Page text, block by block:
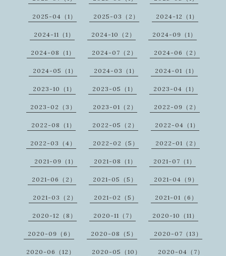
2025-04（1） 2025-03（2） 2024-12（1）
2024-11（1） 2024-10（2） 2024-09（1）
2024-08（1） 2024-07（2） 2024-06（2）
2024-05（1） 2024-03（1） 2024-01（1）
2023-10（1） 2023-05（1） 2023-04（1）
2023-02（3） 2023-01（2） 2022-09（2）
2022-08（1） 2022-05（2） 2022-04（1）
2022-03（4） 2022-02（5） 2022-01（2）
2021-09（1） 2021-08（1） 2021-07（1）
2021-06（2） 2021-05（5） 2021-04（9）
2021-03（2） 2021-02（5） 2021-01（6）
2020-12（8） 2020-11（7） 2020-10（11）
2020-09（6） 2020-08（5） 2020-07（13）
2020-06（12） 2020-05（10） 2020-04（7）